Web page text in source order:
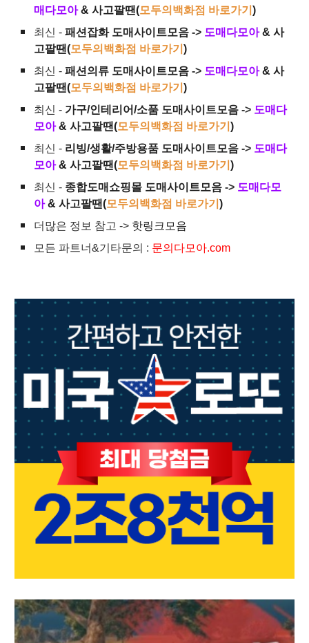
매다모아 & 사고팔땐(모두의백화점 바로가기)
최신 -패션잡화 도매사이트모음 -> 도매다모아 & 사
고팔땐(모두의백화점 바로가기)
최신 -패션의류 도매사이트모음 -> 도매다모아 & 사
고팔땐(모두의백화점 바로가기)
최신 - 가구/인테리어/소품 도매사이트모음 -> 도매다
모아 & 사고팔땐(모두의백화점 바로가기)
최신 - 리빙/생활/주방용품 도매사이트모음 -> 도매다
모아 & 사고팔땐(모두의백화점 바로가기)
최신 - 종합도매쇼핑몰 도매사이트모음 -> 도매다모
아 & 사고팔땐(모두의백화점 바로가기)
더많은 정보 참고 -> 핫링크모음
모든 파트너&기타문의 : 문의다모아.com